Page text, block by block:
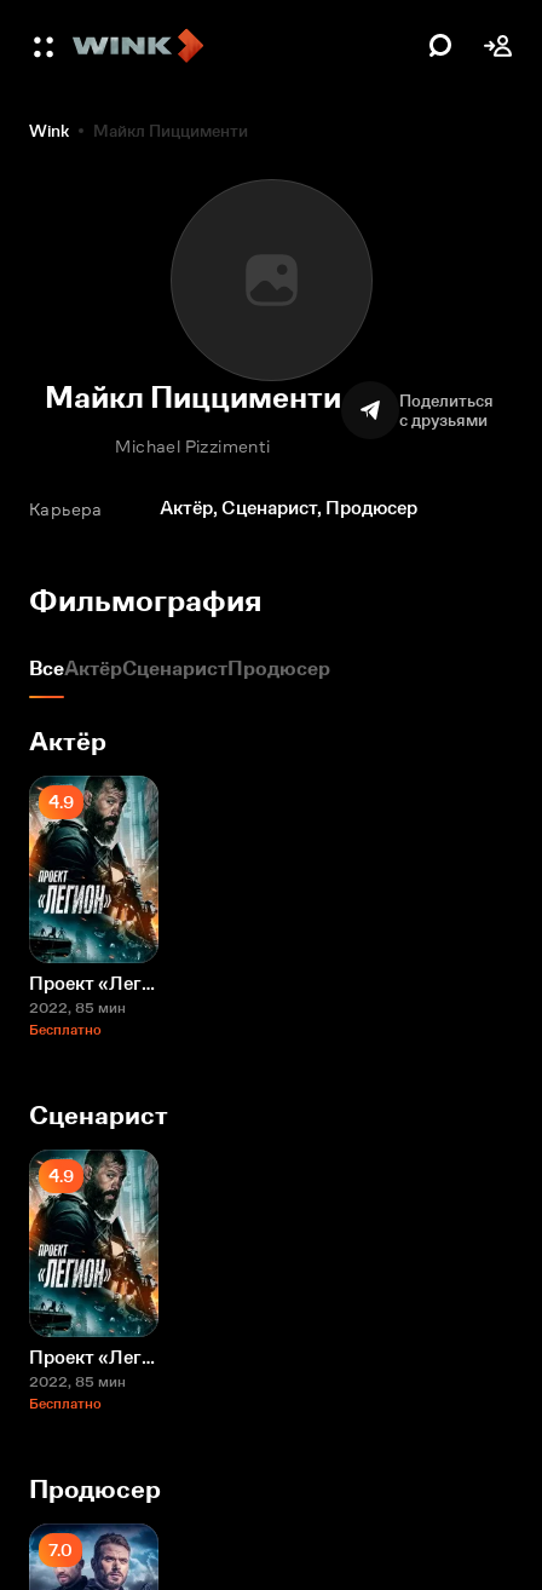
Wink Майкл Пиццименти
Майкл Пиццименти
Michael Pizzimenti
Поделиться
с друзьями
Карьера Актёр, Сценарист, Продюсер
Фильмография
ВсеАктёрСценаристПродюсер
Актёр
4.9
Проект «Легион»
2022, 85 мин
Бесплатно
Сценарист
4.9
Проект «Легион»
2022, 85 мин
Бесплатно
Продюсер
7.0